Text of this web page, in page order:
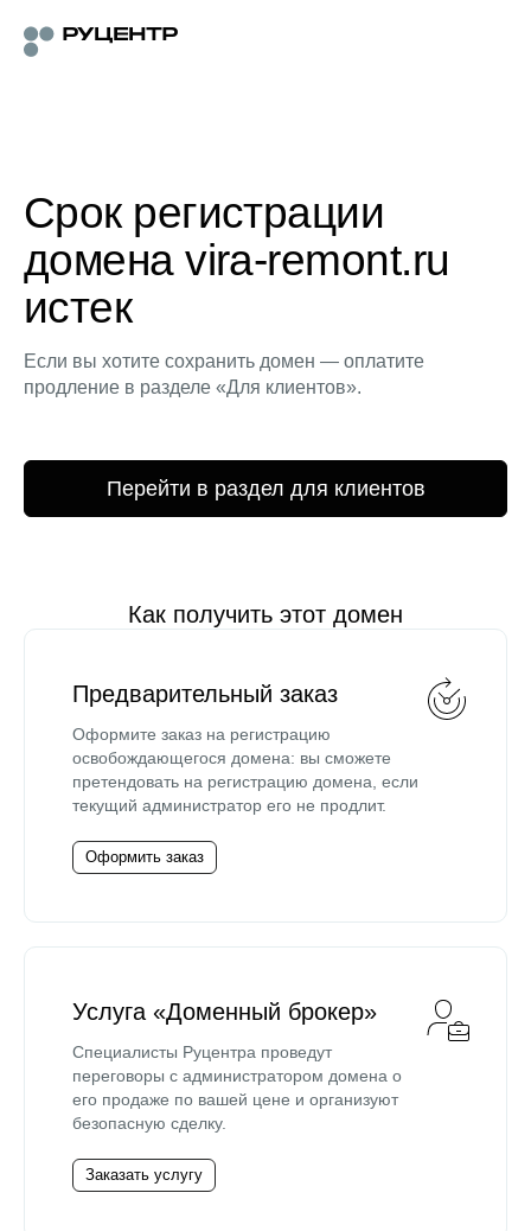
Срок регистрации
домена vira-remont.ru
истек
Если вы хотите сохранить домен — оплатите
продление в разделе «Для клиентов».
Перейти в раздел для клиентов
Как получить этот домен
Предварительный заказ
Оформите заказ на регистрацию
освобождающегося домена: вы сможете
претендовать на регистрацию домена, если
текущий администратор его не продлит.
Оформить заказ
Услуга «Доменный брокер»
Специалисты Руцентра проведут
переговоры с администратором домена о
его продаже по вашей цене и организуют
безопасную сделку.
Заказать услугу